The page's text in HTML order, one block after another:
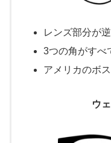
レンズ部分が
3つの角がすべ
アメリカのボ
ウ